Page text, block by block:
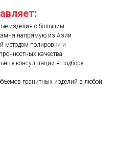
изделия с большим
напрямую из Азии
методом полировки и
качества
консультации в подборе
гранитных изделий в любой